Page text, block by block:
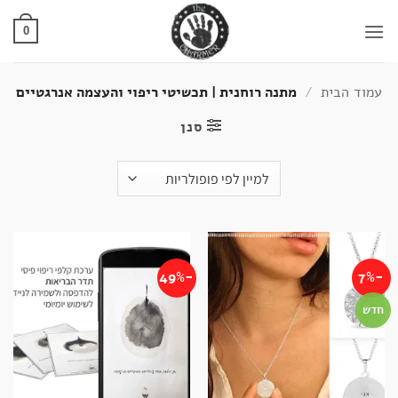
0
עמוד הבית / מתנה רוחנית | תכשיטי ריפוי והעצמה אנרגטיים
סנן
-7%
חדש
-49%